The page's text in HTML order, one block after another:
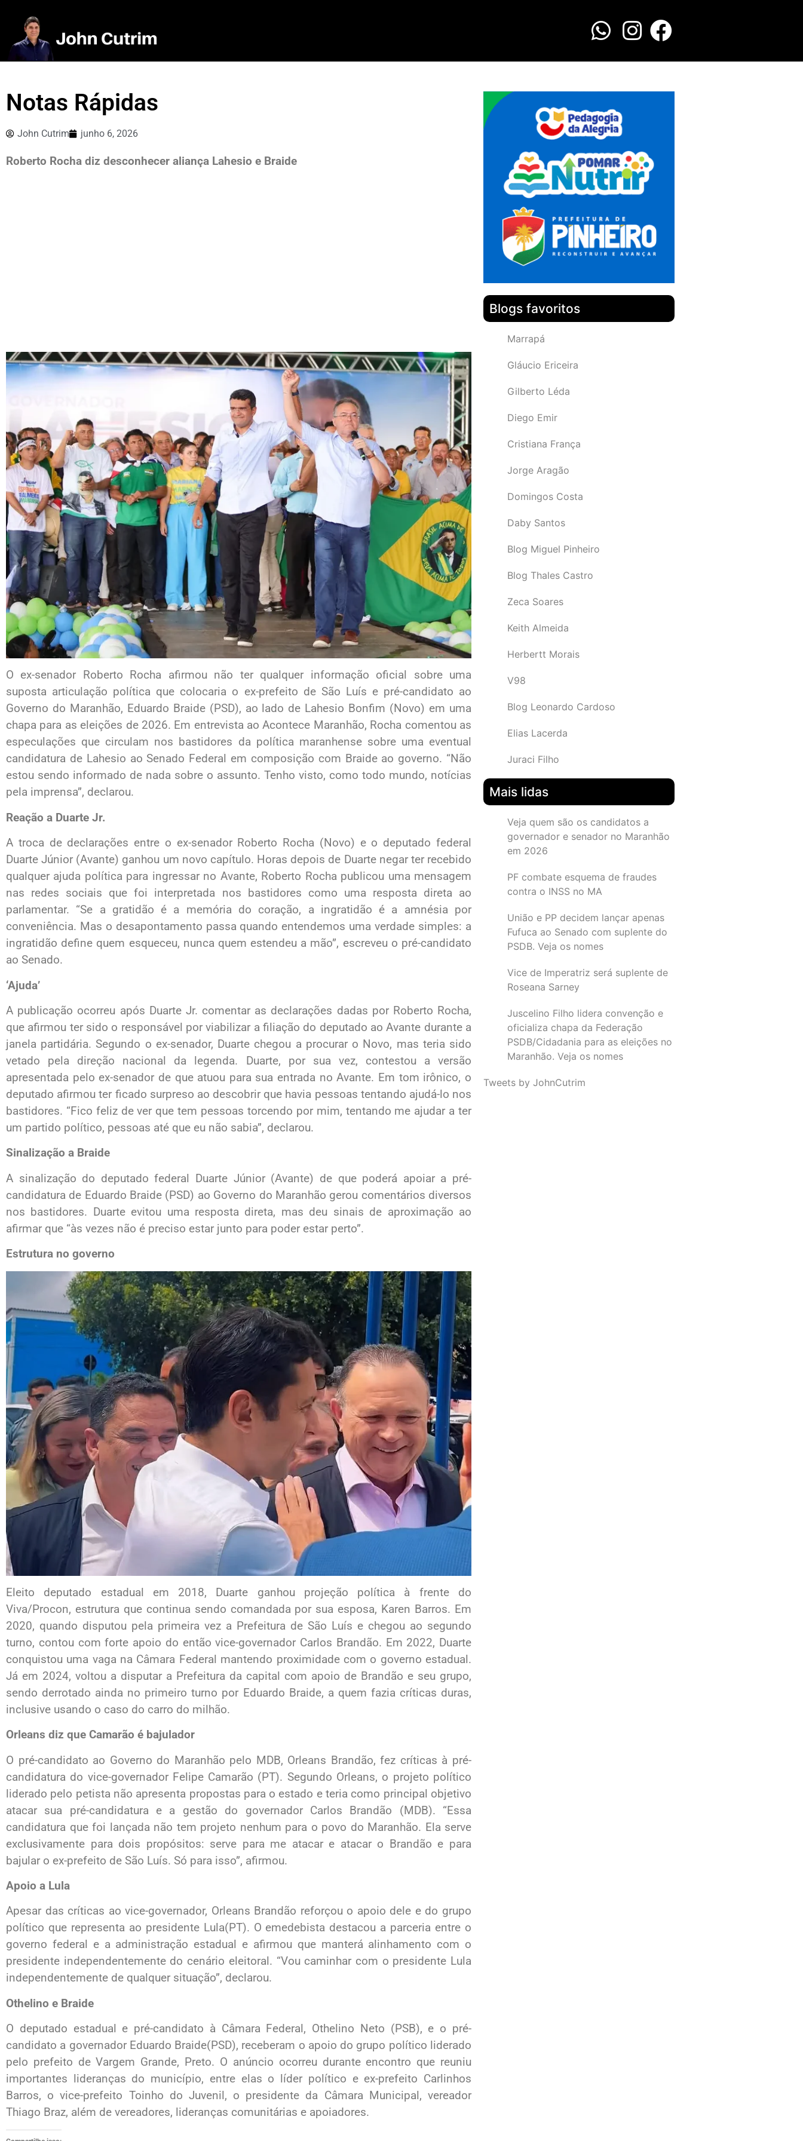
Notas Rápidas
John Cutrim junho 6, 2026
Roberto Rocha diz desconhecer aliança Lahesio e Braide
O ex-senador Roberto Rocha afirmou não ter qualquer informação oficial sobre uma
suposta articulação política que colocaria o ex-prefeito de São Luís e pré-candidato ao
Governo do Maranhão, Eduardo Braide (PSD), ao lado de Lahesio Bonfim (Novo) em uma
chapa para as eleições de 2026. Em entrevista ao Acontece Maranhão, Rocha comentou as
especulações que circulam nos bastidores da política maranhense sobre uma eventual
candidatura de Lahesio ao Senado Federal em composição com Braide ao governo. “Não
estou sendo informado de nada sobre o assunto. Tenho visto, como todo mundo, notícias
pela imprensa”, declarou.
Reação a Duarte Jr.
A troca de declarações entre o ex-senador Roberto Rocha (Novo) e o deputado federal
Duarte Júnior (Avante) ganhou um novo capítulo. Horas depois de Duarte negar ter recebido
qualquer ajuda política para ingressar no Avante, Roberto Rocha publicou uma mensagem
nas redes sociais que foi interpretada nos bastidores como uma resposta direta ao
parlamentar. “Se a gratidão é a memória do coração, a ingratidão é a amnésia por
conveniência. Mas o desapontamento passa quando entendemos uma verdade simples: a
ingratidão define quem esqueceu, nunca quem estendeu a mão”, escreveu o pré-candidato
ao Senado.
‘Ajuda’
A publicação ocorreu após Duarte Jr. comentar as declarações dadas por Roberto Rocha,
que afirmou ter sido o responsável por viabilizar a filiação do deputado ao Avante durante a
janela partidária. Segundo o ex-senador, Duarte chegou a procurar o Novo, mas teria sido
vetado pela direção nacional da legenda. Duarte, por sua vez, contestou a versão
apresentada pelo ex-senador de que atuou para sua entrada no Avante. Em tom irônico, o
deputado afirmou ter ficado surpreso ao descobrir que havia pessoas tentando ajudá-lo nos
bastidores. “Fico feliz de ver que tem pessoas torcendo por mim, tentando me ajudar a ter
um partido político, pessoas até que eu não sabia”, declarou.
Sinalização a Braide
A sinalização do deputado federal Duarte Júnior (Avante) de que poderá apoiar a pré-
candidatura de Eduardo Braide (PSD) ao Governo do Maranhão gerou comentários diversos
nos bastidores. Duarte evitou uma resposta direta, mas deu sinais de aproximação ao
afirmar que “às vezes não é preciso estar junto para poder estar perto”.
Estrutura no governo
Eleito deputado estadual em 2018, Duarte ganhou projeção política à frente do
Viva/Procon, estrutura que continua sendo comandada por sua esposa, Karen Barros. Em
2020, quando disputou pela primeira vez a Prefeitura de São Luís e chegou ao segundo
turno, contou com forte apoio do então vice-governador Carlos Brandão. Em 2022, Duarte
conquistou uma vaga na Câmara Federal mantendo proximidade com o governo estadual.
Já em 2024, voltou a disputar a Prefeitura da capital com apoio de Brandão e seu grupo,
sendo derrotado ainda no primeiro turno por Eduardo Braide, a quem fazia críticas duras,
inclusive usando o caso do carro do milhão.
Orleans diz que Camarão é bajulador
O pré-candidato ao Governo do Maranhão pelo MDB, Orleans Brandão, fez críticas à pré-
candidatura do vice-governador Felipe Camarão (PT). Segundo Orleans, o projeto político
liderado pelo petista não apresenta propostas para o estado e teria como principal objetivo
atacar sua pré-candidatura e a gestão do governador Carlos Brandão (MDB). “Essa
candidatura que foi lançada não tem projeto nenhum para o povo do Maranhão. Ela serve
exclusivamente para dois propósitos: serve para me atacar e atacar o Brandão e para
bajular o ex-prefeito de São Luís. Só para isso”, afirmou.
Apoio a Lula
Apesar das críticas ao vice-governador, Orleans Brandão reforçou o apoio dele e do grupo
político que representa ao presidente Lula(PT). O emedebista destacou a parceria entre o
governo federal e a administração estadual e afirmou que manterá alinhamento com o
presidente independentemente do cenário eleitoral. “Vou caminhar com o presidente Lula
independentemente de qualquer situação”, declarou.
Othelino e Braide
O deputado estadual e pré-candidato à Câmara Federal, Othelino Neto (PSB), e o pré-
candidato a governador Eduardo Braide(PSD), receberam o apoio do grupo político liderado
pelo prefeito de Vargem Grande, Preto. O anúncio ocorreu durante encontro que reuniu
importantes lideranças do município, entre elas o líder político e ex-prefeito Carlinhos
Barros, o vice-prefeito Toinho do Juvenil, o presidente da Câmara Municipal, vereador
Thiago Braz, além de vereadores, lideranças comunitárias e apoiadores.
Blogs favoritos
Marrapá
Gláucio Ericeira
Gilberto Léda
Diego Emir
Cristiana França
Jorge Aragão
Domingos Costa
Daby Santos
Blog Miguel Pinheiro
Blog Thales Castro
Zeca Soares
Keith Almeida
Herbertt Morais
V98
Blog Leonardo Cardoso
Elias Lacerda
Juraci Filho
Mais lidas
Veja quem são os candidatos a
governador e senador no Maranhão
em 2026
PF combate esquema de fraudes
contra o INSS no MA
União e PP decidem lançar apenas
Fufuca ao Senado com suplente do
PSDB. Veja os nomes
Vice de Imperatriz será suplente de
Roseana Sarney
Juscelino Filho lidera convenção e
oficializa chapa da Federação
PSDB/Cidadania para as eleições no
Maranhão. Veja os nomes
Tweets by JohnCutrim